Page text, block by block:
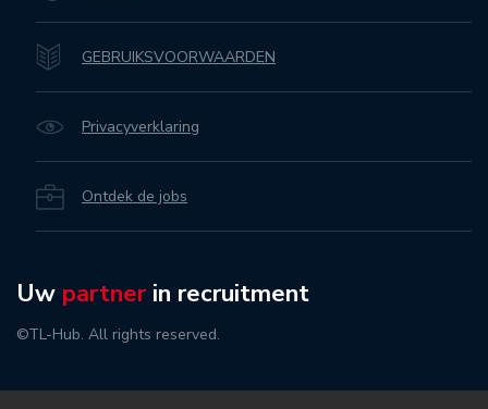
GEBRUIKSVOORWAARDEN
Privacyverklaring
Ontdek de jobs
Uw partner in recruitment
©TL-Hub. All rights reserved.